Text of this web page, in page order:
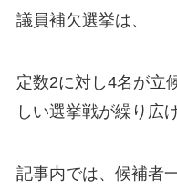
議員補欠選挙は、
定数2に対し4名が立
しい選挙戦が繰り広
記事内では、候補者